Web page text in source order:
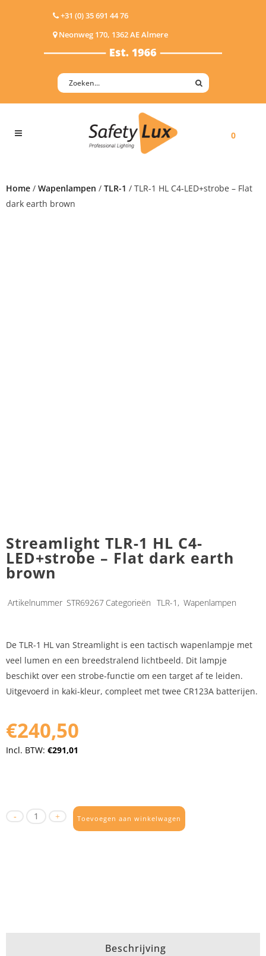
+31 (0) 35 691 44 76
Neonweg 170, 1362 AE Almere
0
Home / Wapenlampen / TLR-1 / TLR-1 HL C4-LED+strobe – Flat
dark earth brown
Streamlight TLR-1 HL C4-
LED+strobe – Flat dark earth
brown
Artikelnummer STR69267 Categorieën TLR-1 , Wapenlampen
De TLR-1 HL van Streamlight is een tactisch wapenlampje met
veel lumen en een breedstralend lichtbeeld. Dit lampje
beschikt over een strobe-functie om een target af te leiden.
Uitgevoerd in kaki-kleur, compleet met twee CR123A batterijen.
€240,50
Incl. BTW: €291,01
Toevoegen aan winkelwagen
Beschrijving